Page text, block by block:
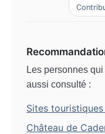
Les personnes
aussi consulté :
Sites
Château de